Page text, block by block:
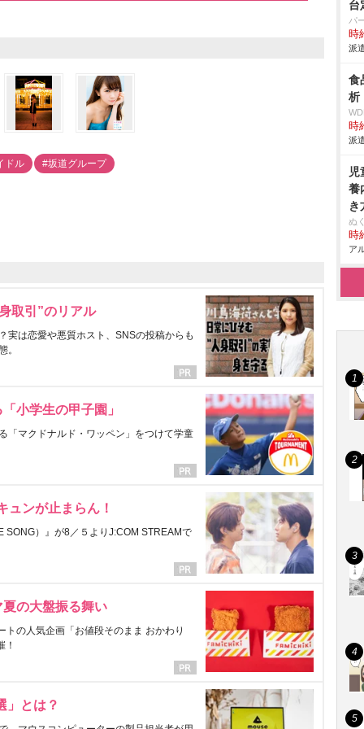
ドル #坂道グループ
取引”のリアル
実は恋愛や悪質ホスト、SNSの投稿からも
。
小学生の甲子園」
「マクドナルド・ワッペン」をつけて学童
ュンが止まらん！
SONG）』が8／５よりJ:COM STREAMで
の大盤振る舞い
の人気企画「お値段そのまま おかわり
！
」とは？
台
パ
時
派
食
析
時
派
児
養
き
ぬ
時
ア